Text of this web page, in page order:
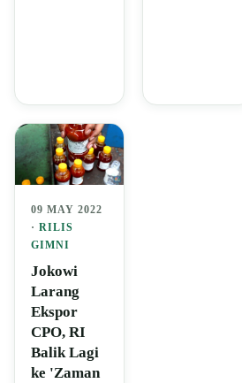
09 MAY 2022
· RILIS
GIMNI
Jokowi
Larang
Ekspor
CPO, RI
Balik Lagi
ke 'Zaman